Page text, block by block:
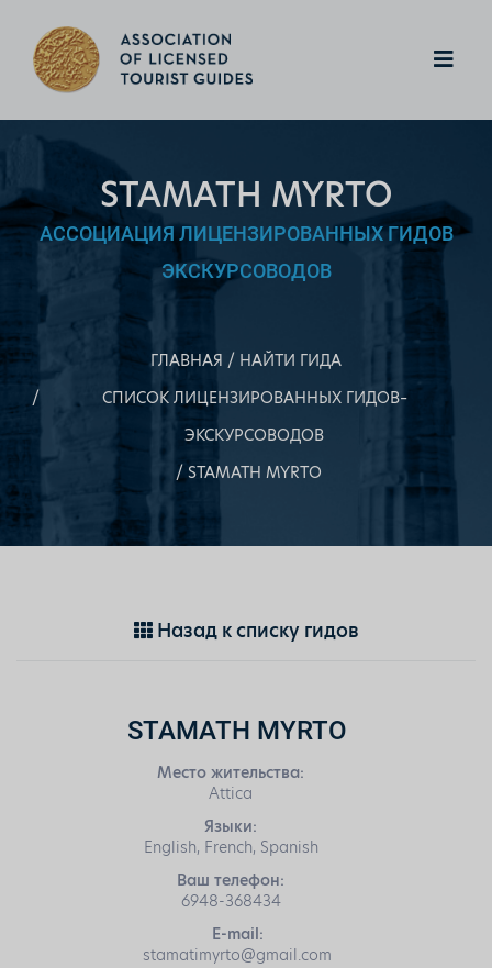
STAMATH MYRTO
АССОЦИАЦИЯ ЛИЦЕНЗИРОВАННЫХ ГИДОВ
ЭКСКУРСОВОДОВ
ГЛАВНАЯ
НАЙТИ ГИДА
СПИСОК ЛИЦЕНЗИРОВАННЫХ ГИДОВ–
ЭКСКУРСОВОДОВ
STAMATH MYRTO
Назад к списку гидов
STAMATH MYRTO
Место жительства:
Attica
Языки:
English, French, Spanish
Ваш телефон:
6948-368434
E-mail:
stamatimyrto@gmail.com